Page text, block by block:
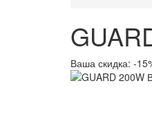
Ваша скидка: -